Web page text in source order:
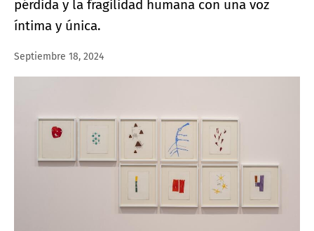
pérdida y la fragilidad humana con una voz
íntima y única.
Septiembre 18, 2024